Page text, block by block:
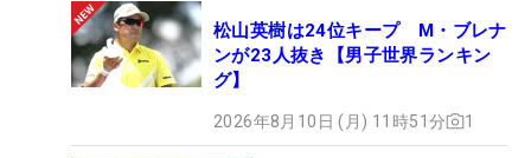
松山英樹は24位キープ M・ブレナ
ンが23人抜き【男子世界ランキン
グ】
2026年8月10日 (月) 11時51分 1